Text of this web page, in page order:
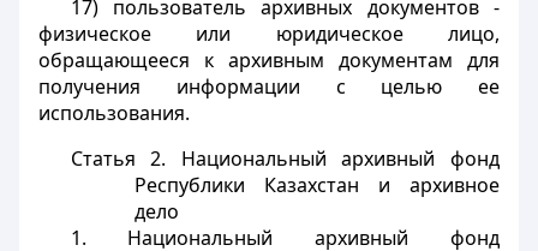
17) пользователь архивных документов -
физическое или юридическое лицо,
обращающееся к архивным документам для
получения информации с целью ее
использования.
Статья 2. Национальный архивный фонд
Республики Казахстан и архивное
дело
1. Национальный архивный фонд